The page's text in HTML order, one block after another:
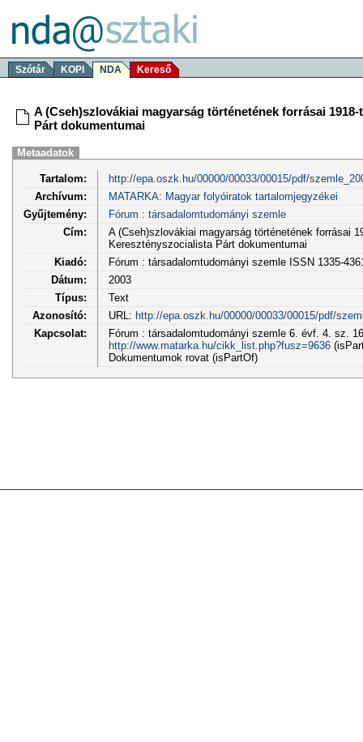
Szótár KOPI NDA Kereső
A (Cseh)szlovákiai magyarság történetének forrásai
Párt dokumentumai
Metaadatok
Tartalom:
http://epa.oszk.hu/00000/00033/00015/pdf/
Archívum:
MATARKA: Magyar folyóiratok tartalomjegyzékei
Gyűjtemény:
Fórum : társadalomtudományi szemle
Cím:
A (Cseh)szlovákiai magyarság történetének forrásai
Keresztényszocialista Párt dokumentumai
Kiadó:
Fórum : társadalomtudományi szemle ISSN 1335-
Dátum:
2003
Típus:
Text
Azonosító:
URL: http://epa.oszk.hu/00000/00033/00015/pdf/
Kapcsolat:
Fórum : társadalomtudományi szemle 6. évf. 4. sz.
http://www.matarka.hu/cikk_list.php?fusz=9636
Dokumentumok rovat (isPartOf)